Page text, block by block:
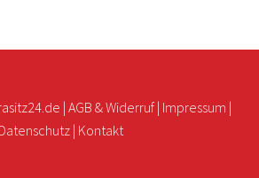
| AGB & Widerruf| Impressum |
Datenschutz| Kontakt